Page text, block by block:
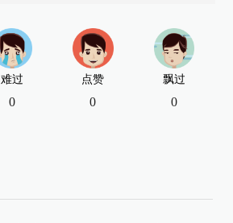
难过
0
点赞
0
飘过
0